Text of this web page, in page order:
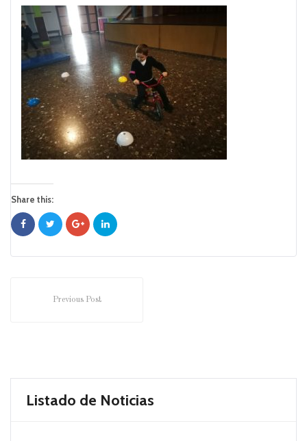
Share this:
Previous Post
Listado de Noticias